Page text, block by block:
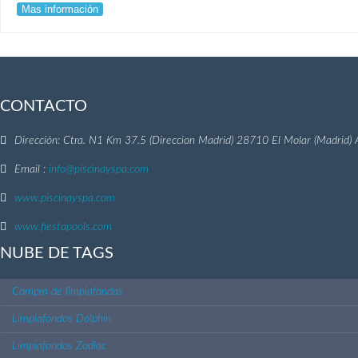
Mas información
CONTACTO
Dirección: Ctra. N1 Km 37.5 (Direccion Madrid) 28710 El Molar (Madrid)
Email : info@piscinayspa.com
www.piscinayspa.com
www.fiestapools.com
NUBE DE TAGS
Compra de limpiafondos
Limpiafondos Dolphin
Limpiafondos Zodiac